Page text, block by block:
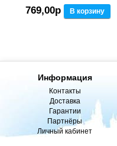
769,00р В корзину
Информация
Контакты
Доставка
Гарантии
Партнёры
Личный кабинет